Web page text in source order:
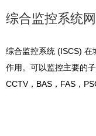
综合监控系统
综合监控系统 (ISCS) 在
作用。可以监控主要的
CCTV，BAS，FAS，